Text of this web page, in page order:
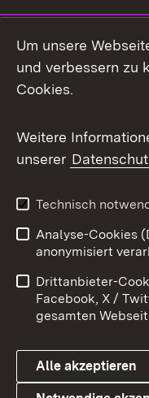
Mastodon
Messenger
Social Wall
X / Twitter
Youtube
Benutzungshinweise
Datenschutz
Um unsere
und verbessern zu
Cookies.
Weitere
unserer
Technisch
Analyse-Cookies
anonymisiert
Drittanbieter-
Facebook, X /
gesamten
Alle akzeptieren